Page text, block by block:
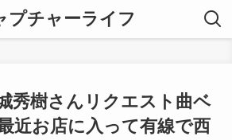
プチャーライフ
秀樹さんリクエスト曲ベ
近お店に入って有線で西